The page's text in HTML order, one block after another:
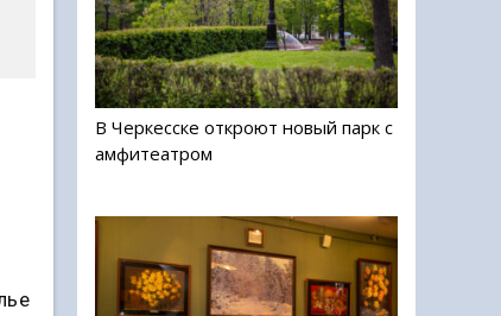
В Черкесске откроют новый парк с
амфитеатром